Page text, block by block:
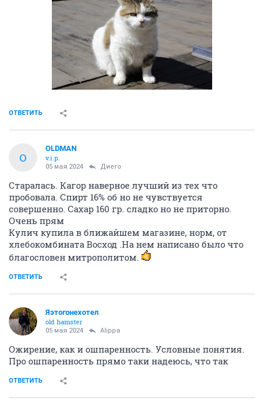
ОТВЕТИТЬ
O
OLDMAN
v.i.p.
05 мая 2024 Диего
Старалась. Кагор наверное лучший из тех что
пробовала. Спирт 16% об но не чувствуется
совершенно. Сахар 160 гр. сладко но не приторно.
Очень прям
Кулич купила в ближайшем магазине, норм, от
хлебокомбината Восход .На нем написано было что
благословен митрополитом.
ОТВЕТИТЬ
Яэтогонехотел
old hamster
05 мая 2024 Alippa
Ожирение, как и ошпаренность. Условные понятия.
Про ошпаренность прямо таки надеюсь, что так
ОТВЕТИТЬ